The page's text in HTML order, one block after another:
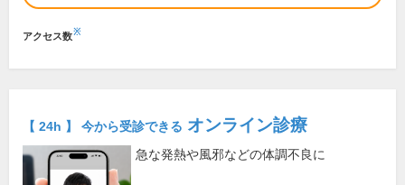
アクセス数※
【 24h 】 今から受診できる オンライン診療
急な発熱や風邪などの体調不良に